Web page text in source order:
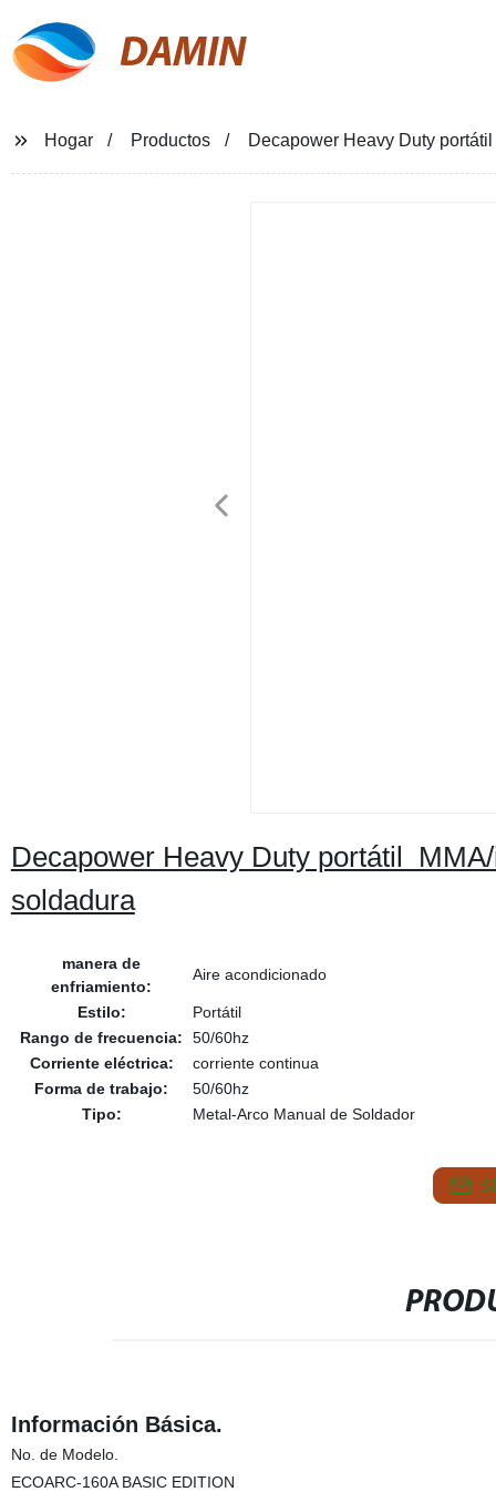
DAMIN
Hogar Productos Decapower Heavy Duty
Decapower Heavy Duty portátil
soldadura
manera de
enfriamiento:
Aire acondicionado
Estilo:
Portátil
Rango de frecuencia:
50/60hz
Corriente eléctrica:
corriente continua
Forma de trabajo:
50/60hz
Tipo:
Metal-Arco Manual de Soldador
Información Básica.
No. de Modelo.
ECOARC-160A BASIC EDITION